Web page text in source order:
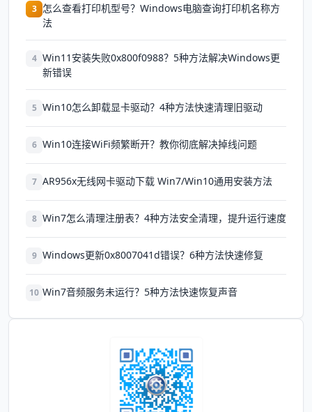
3 怎么查看打印机型号？Windows电脑查询打印机名称方
法
4 Win11安装失败0x800f0988？5种方法解决Windows更
新错误
5 Win10怎么卸载显卡驱动？4种方法快速清理旧驱动
6 Win10连接WiFi频繁断开？教你彻底解决掉线问题
7 AR956x无线网卡驱动下载 Win7/Win10通用安装方法
8 Win7怎么清理注册表？4种方法安全清理，提升运行速度
9 Windows更新0x8007041d错误？6种方法快速修复
10 Win7音频服务未运行？5种方法快速恢复声音